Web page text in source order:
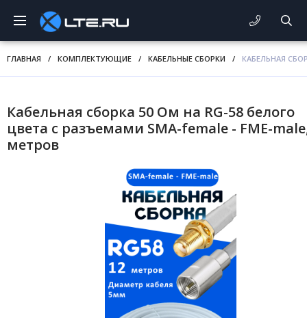
ГЛАВНАЯ / КОМПЛЕКТУЮЩИЕ / КАБЕЛЬНЫЕ СБОРКИ / КАБЕЛЬНАЯ
Кабельная сборка 50 Ом на RG-58 белого
цвета с разъемами SMA-female - FME-
метров